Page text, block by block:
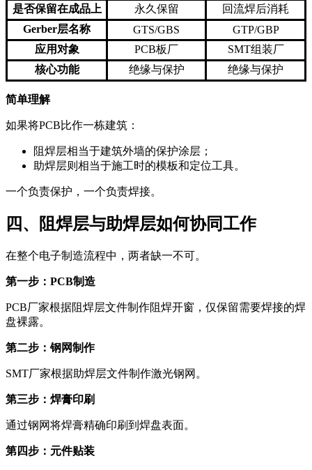
是否保留在成品上
永久保留
回流焊后消耗
Gerber层名称
GTS/GBS
GTP/GBP
应用对象
PCB板厂
SMT组装厂
核心功能
绝缘与保护 绝缘与保护
简单理解
如果将PCB比作一栋建筑：
阻焊层相当于建筑外墙的保护涂层；
助焊层则相当于施工时的模板和定位工具。
一个负责保护，一个负责焊接。
四、阻焊层与助焊层如何协同工作
在整个电子制造流程中，两者缺一不可。
第一步：PCB制造
PCB厂家根据阻焊层文件制作阻焊开窗，仅保留需要焊接的焊
盘裸露。
第二步：钢网制作
SMT厂家根据助焊层文件制作激光钢网。
第三步：焊膏印刷
通过钢网将焊膏精确印刷到焊盘表面。
第四步：元件贴装